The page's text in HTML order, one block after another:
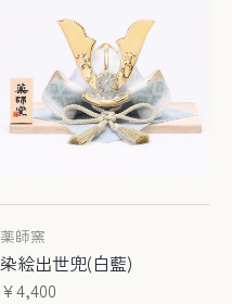
薬師窯
染絵出世兜(白藍)
¥4,400